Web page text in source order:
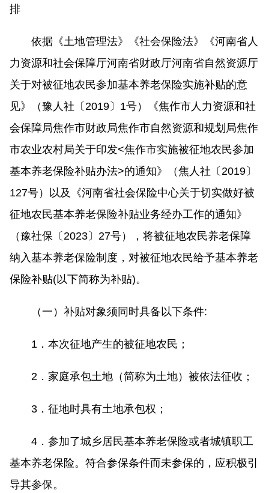
排
依据《土地管理法》《社会保险法》《河南省人
力资源和社会保障厅河南省财政厅河南省自然资源厅
关于对被征地农民参加基本养老保险实施补贴的意
见》（豫人社〔2019〕1号）《焦作市人力资源和社
会保障局焦作市财政局焦作市自然资源和规划局焦作
市农业农村局关于印发<焦作市实施被征地农民参加
基本养老保险补贴办法>的通知》（焦人社〔2019〕
127号）以及《河南省社会保险中心关于切实做好被
征地农民基本养老保险补贴业务经办工作的通知》
（豫社保〔2023〕27号），将被征地农民养老保障
纳入基本养老保险制度，对被征地农民给予基本养老
保险补贴(以下简称为补贴)。
（一）补贴对象须同时具备以下条件:
1．本次征地产生的被征地农民；
2．家庭承包土地（简称为土地）被依法征收；
3．征地时具有土地承包权；
4．参加了城乡居民基本养老保险或者城镇职工
基本养老保险。符合参保条件而未参保的，应积极引
导其参保。